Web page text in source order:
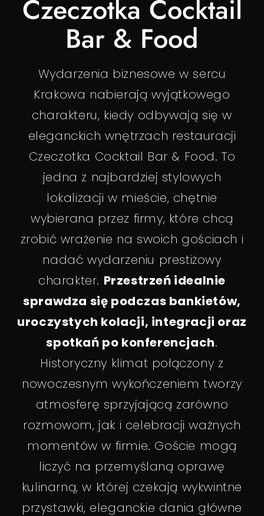
Czeczotka Cocktail
Bar & Food
Wydarzenia biznesowe w sercu
Krakowa nabierają wyjątkowego
charakteru, kiedy odbywają się w
eleganckich wnętrzach restauracji
Czeczotka Cocktail Bar & Food. To
jedna z najbardziej stylowych
lokalizacji w mieście, chętnie
wybierana przez firmy, które chcą
zrobić wrażenie na swoich gościach i
nadać wydarzeniu prestiżowy
charakter. Przestrzeń idealnie
sprawdza się podczas bankietów,
uroczystych kolacji, integracji oraz
spotkań po konferencjach.
Historyczny klimat połączony z
nowoczesnym wykończeniem tworzy
atmosferę sprzyjającą zarówno
rozmowom, jak i celebracji ważnych
momentów w firmie. Goście mogą
liczyć na przemyślaną oprawę
kulinarną, w której czekają wykwintne
przystawki, eleganckie dania główne